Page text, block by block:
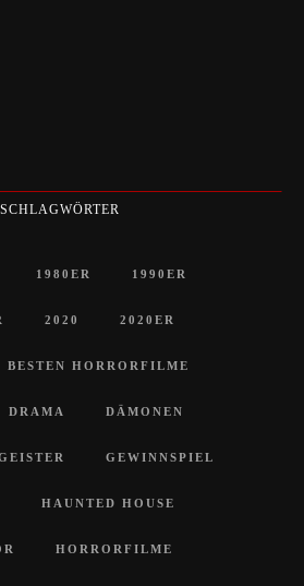
SCHLAGWÖRTER
1980ER 1990ER
2020 2020ER
BESTEN HORRORFILME
DRAMA DÄMONEN
GEWINNSPIEL
HAUNTED HOUSE
HORRORFILME